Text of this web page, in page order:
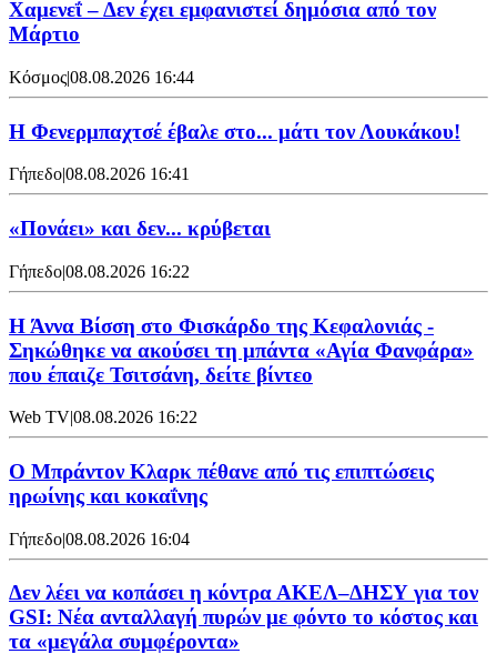
Χαμενεΐ – Δεν έχει εμφανιστεί δημόσια από τον
Μάρτιο
Κόσμος|08.08.2026 16:44
Η Φενερμπαχτσέ έβαλε στο... μάτι τον Λουκάκου!
Γήπεδο|08.08.2026 16:41
«Πονάει» και δεν... κρύβεται
Γήπεδο|08.08.2026 16:22
Η Άννα Βίσση στο Φισκάρδο της Κεφαλονιάς -
Σηκώθηκε να ακούσει τη μπάντα «Αγία Φανφάρα»
που έπαιζε Τσιτσάνη, δείτε βίντεο
Web TV|08.08.2026 16:22
Ο Μπράντον Κλαρκ πέθανε από τις επιπτώσεις
ηρωίνης και κοκαΐνης
Γήπεδο|08.08.2026 16:04
Δεν λέει να κοπάσει η κόντρα ΑΚΕΛ–ΔΗΣΥ για τον
GSI: Νέα ανταλλαγή πυρών με φόντο το κόστος και
τα «μεγάλα συμφέροντα»